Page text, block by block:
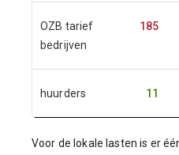
OZB tarief
bedrijven
185
huurders 11
Voor de lokale lasten is er